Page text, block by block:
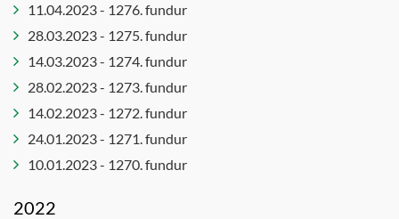
11.04.2023 - 1276. fundur
28.03.2023 - 1275. fundur
14.03.2023 - 1274. fundur
28.02.2023 - 1273. fundur
14.02.2023 - 1272. fundur
24.01.2023 - 1271. fundur
10.01.2023 - 1270. fundur
2022